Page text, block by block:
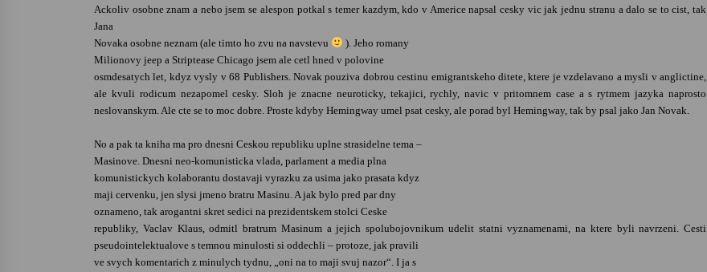
Ackoliv osobne znam a nebo jsem se alespon potkal s temer kazdym, kdo v Americe napsal cesky vic jak jednu stranu a dalo se to cist, tak
Jana
Novaka osobne neznam (ale timto ho zvu na navstevu
). Jeho romany
Milionovy jeep a Striptease Chicago jsem ale cetl hned v polovine
osmdesatych let, kdyz vysly v 68 Publishers. Novak pouziva dobrou cestinu emigrantskeho ditete, ktere je vzdelavano a mysli v anglictine,
ale kvuli rodicum nezapomel cesky. Sloh je znacne neuroticky, tekajici, rychly, navic v pritomnem case a s rytmem jazyka naprosto
neslovanskym. Ale cte se to moc dobre. Proste kdyby Hemingway umel psat cesky, ale porad byl Hemingway, tak by psal jako Jan Novak.
No a pak ta kniha ma pro dnesni Ceskou republiku uplne strasidelne tema –
Masinove. Dnesni neo-komunisticka vlada, parlament a media plna
komunistickych kolaborantu dostavaji vyrazku za usima jako prasata kdyz
maji cervenku, jen slysi jmeno bratru Masinu. A jak bylo pred par dny
oznameno, tak arogantni skret sedici na prezidentskem stolci Ceske
republiky, Vaclav Klaus, odmitl bratrum Masinum a jejich spolubojovnikum udelit statni vyznamenami, na ktere byli navrzeni. Cesti
pseudointelektualove s temnou minulosti si oddechli – protoze, jak pravili
ve svych komentarich z minulych tydnu, „oni na to maji svuj nazor“. I ja s